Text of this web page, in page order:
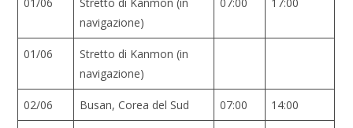
01/06
Stretto di Kanmon (in
navigazione)
07:00 17:00
01/06
Stretto di Kanmon (in
navigazione)
02/06 Busan, Corea del Sud 07:00 14:00